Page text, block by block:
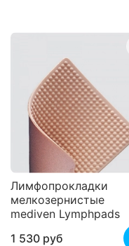
Лимфопрокладки
мелкозернистые
mediven Lymphpads
1 530 руб